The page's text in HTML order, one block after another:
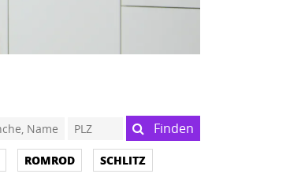
Finden
ROMROD
SCHLITZ